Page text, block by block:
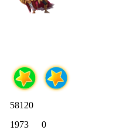
58120
1973 0